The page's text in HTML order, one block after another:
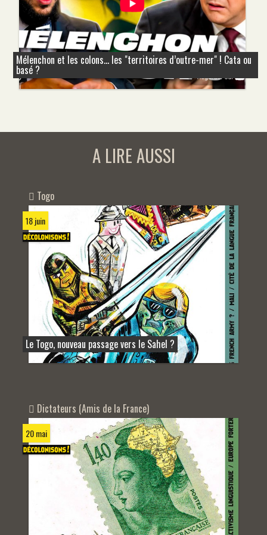
Mélenchon et les colons... les "territoires d’outre-mer" ! Cata ou
basé ?
A LIRE AUSSI
Togo
18 juin
Le Togo, nouveau passage vers le Sahel ?
Dictateurs (Amis de la France)
20 mai